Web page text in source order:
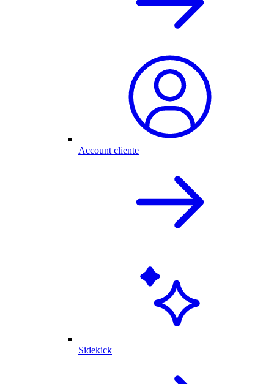
Account cliente
Sidekick